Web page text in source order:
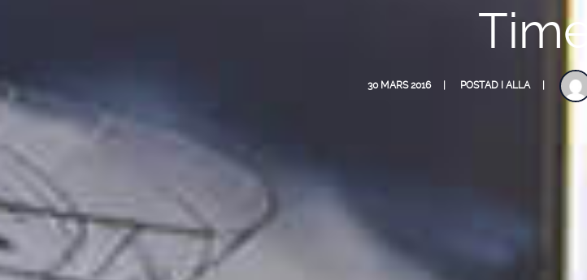
Times
30 MARS 2016 POSTAD I ALLA